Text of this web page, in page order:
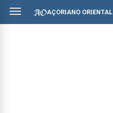
AÇORIANO ORIENTAL